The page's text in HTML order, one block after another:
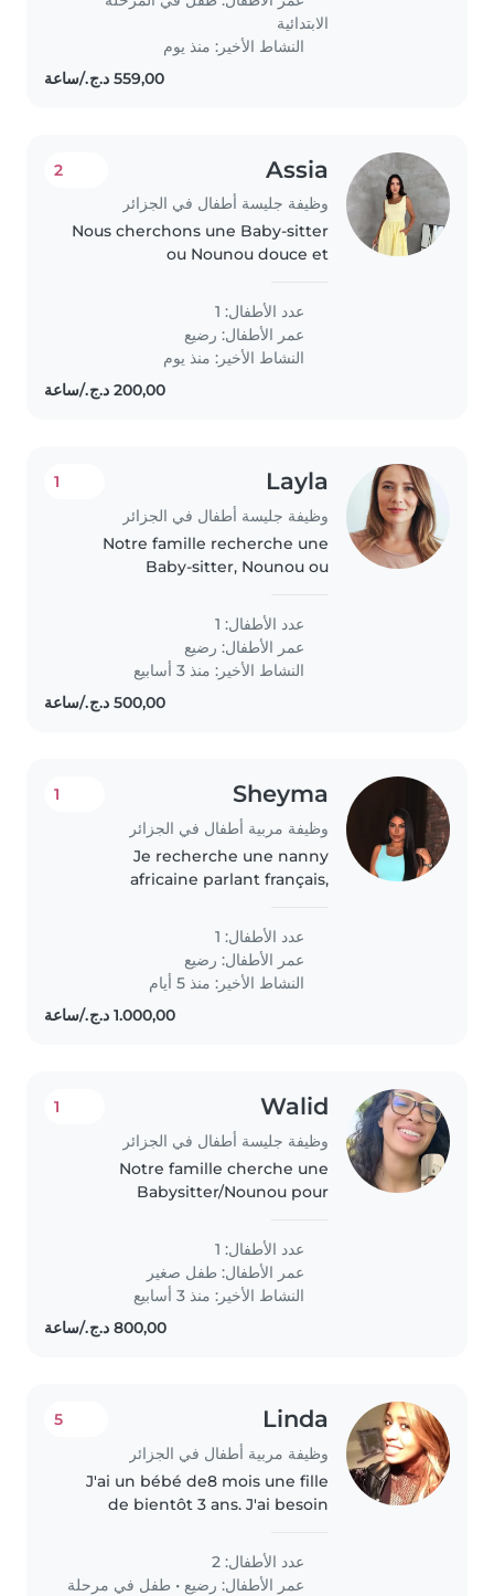
الابتدائية
النشاط الأخير: منذ يوم
Assia
وظيفة جليسة أطفال في الجزائر
2
Nous cherchons une Baby-sitter
ou Nounou douce et
de notre bébé curieux, joueur et
intelligent chez nous. Contactez-
nous pour organiser une
عدد الأطفال: 1
عمر الأطفال: رضيع
النشاط الأخير: منذ يوم
Layla
وظيفة جليسة أطفال في الجزائر
1
Notre famille recherche une
Baby-sitter, Nounou ou
pour s'occuper de notre bébé
calme, affectueux et
indépendant. Une personne à
l'aise avec la cuisine..
عدد الأطفال: 1
عمر الأطفال: رضيع
النشاط الأخير: منذ 3 أسابيع
Sheyma
وظيفة مربية أطفال في الجزائر
1
Je recherche une nanny
africaine parlant français,
domicile à Alger, pour s'occuper
de ma fille de 1 an. Son rythme
est le suivant : * Réveil vers 10h,
suivi..
عدد الأطفال: 1
عمر الأطفال: رضيع
النشاط الأخير: منذ 5 أيام
Walid
وظيفة جليسة أطفال في الجزائر
1
Notre famille cherche une
Babysitter/Nounou pour
énergique. Votre expérience
avec les tout-petits et votre
aisance en cuisine nous
intéressent. Nous serions..
عدد الأطفال: 1
عمر الأطفال: طفل صغير
النشاط الأخير: منذ 3 أسابيع
Linda
وظيفة مربية أطفال في الجزائر
5
J'ai un bébé de8 mois une fille
de bientôt 3 ans. J'ai besoin
عدد الأطفال: 2
عمر الأطفال: رضيع • طفل في مرحلة